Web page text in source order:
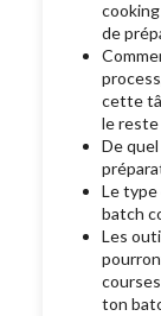
de
cette
le reste
De
Le type
batch
Les
ton